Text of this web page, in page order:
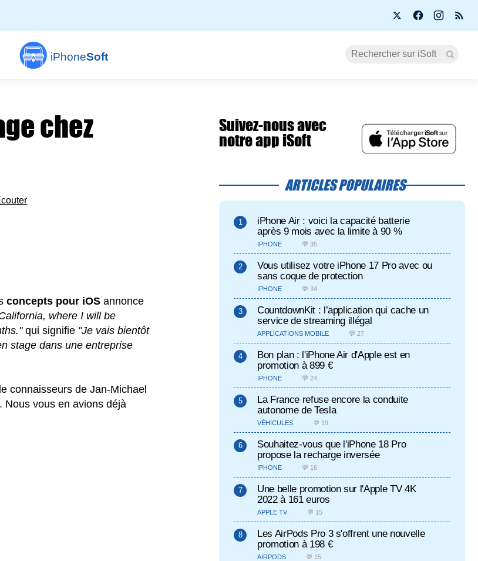
iPhoneSoft
chez
concepts pour iOS annonce
where I will be
qui signifie "Je vais bientôt
stage dans une entreprise
connaisseurs de Jan-Michael
Nous vous en avions déjà
Suivez-nous avec
notre app iSoft
ARTICLES POPULAIRES
iPhone Air : voici la capacité batterie
après 9 mois avec la limite à 90 %
IPHONE 💬 35
Vous utilisez votre iPhone 17 Pro avec ou
sans coque de protection
IPHONE 💬 34
CountdownKit : l’application qui cache un
service de streaming illégal
APPLICATIONS MOBILE 💬 27
Bon plan : l'iPhone Air d'Apple est en
promotion à 899 €
IPHONE 💬 24
La France refuse encore la conduite
autonome de Tesla
VÉHICULES 💬 19
Souhaitez-vous que l'iPhone 18 Pro
propose la recharge inversée
IPHONE 💬 16
Une belle promotion sur l'Apple TV 4K
2022 à 161 euros
APPLE TV 💬 15
Les AirPods Pro 3 s'offrent une nouvelle
promotion à 198 €
AIRPODS 💬 15